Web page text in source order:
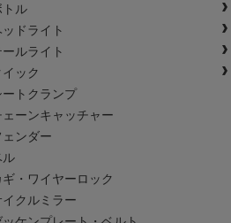
トル
ドライト
ールライト
イック
ートクランプ
ェーンキャッチャー
ェンダー
ル
ギ・ワイヤーロック
イクルミラー